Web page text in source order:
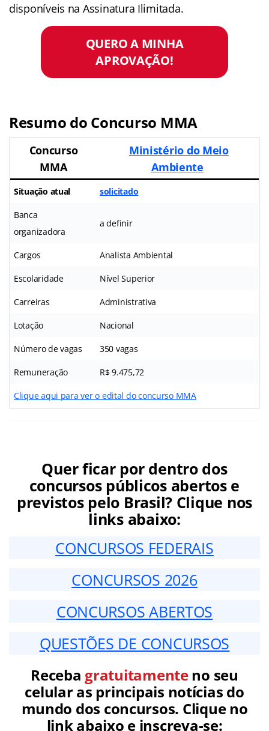
disponíveis na Assinatura Ilimitada.
QUERO A MINHA
APROVAÇÃO!
Resumo do Concurso MMA
Concurso
MMA
Ministério do Meio
Ambiente
Situação atual solicitado
Banca
organizadora
a definir
Cargos Analista Ambiental
Escolaridade Nível Superior
Carreiras Administrativa
Lotação Nacional
Número de vagas 350 vagas
Remuneração R$ 9.475,72
Clique aqui para ver o edital do concurso MMA
Quer ficar por dentro dos
concursos públicos abertos e
previstos pelo Brasil? Clique nos
links abaixo:
CONCURSOS FEDERAIS
CONCURSOS 2026
CONCURSOS ABERTOS
QUESTÕES DE CONCURSOS
Receba gratuitamenteno seu
celular as principais notícias do
mundo dos concursos. Clique no
link abaixo e inscreva-se: